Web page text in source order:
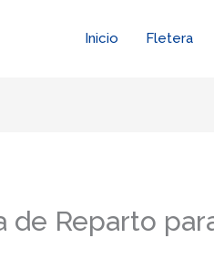
Inicio Fletera
de Reparto